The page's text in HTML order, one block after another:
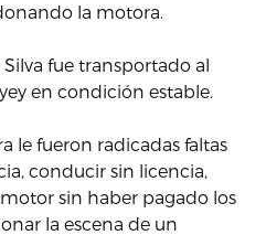
la motora.
fue transportado al
en condición estable.
le fueron radicadas faltas
conducir sin licencia,
sin haber pagado los
la escena de un